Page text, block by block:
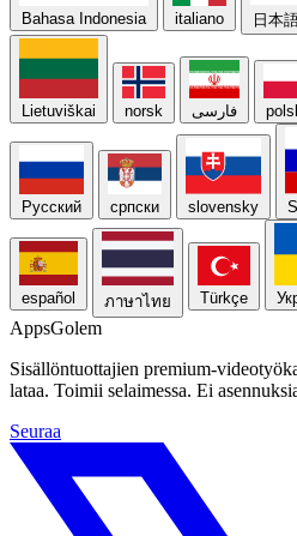
Bahasa Indonesia italiano 日本
Lietuviškai norsk فارسی
Русский српски slovensky
español ภาษาไทย Türkçe
AppsGolem
Sisällöntuottajien premium-
lataa. Toimii selaimessa. Ei
Seuraa